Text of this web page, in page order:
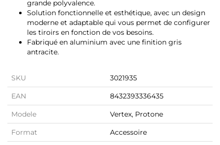
grande polyvalence.
Solution fonctionnelle et esthétique, avec un design
moderne et adaptable qui vous permet de configurer
les tiroirs en fonction de vos besoins.
Fabriqué en aluminium avec une finition gris
antracite.
SKU 3021935
EAN 8432393336435
Modele Vertex, Protone
Format Accessoire